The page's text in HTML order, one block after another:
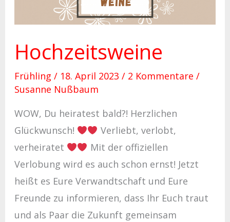
Hochzeitsweine
Frühling / 18. April 2023 / 2 Kommentare /
Susanne Nußbaum
WOW, Du heiratest bald?! Herzlichen
Glückwunsch!
Verliebt, verlobt,
verheiratet
Mit der offiziellen
Verlobung wird es auch schon ernst! Jetzt
heißt es Eure Verwandtschaft und Eure
Freunde zu informieren, dass Ihr Euch traut
und als Paar die Zukunft gemeinsam